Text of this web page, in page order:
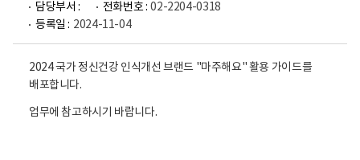
담당부서 : 전화번호 : 02-2204-0318
등록일 : 2024-11-04
2024 국가 정신건강 인식개선 브랜드 "마주해요" 활용 가이드를
배포합니다.
업무에 참고하시기 바랍니다.